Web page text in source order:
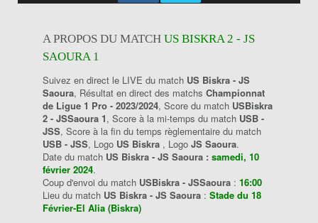
A PROPOS DU MATCH US BISKRA 2 - JS
SAOURA 1
Suivez en direct le LIVE du match US Biskra - JS
Saoura, Résultat en direct des matchs Championnat
de Ligue 1 Pro - 2023/2024, Score du match USBiskra
2 - JSSaoura 1, Score à la mi-temps du match USB -
JSS, Score à la fin du temps règlementaire du match
USB - JSS, Logo US Biskra , Logo JS Saoura.
Date du match US Biskra - JS Saoura : samedi, 10
février 2024.
Coup d'envoi du match USBiskra - JSSaoura : 16:00
Lieu du match US Biskra - JS Saoura : Stade du 18
Février-El Alia (Biskra)